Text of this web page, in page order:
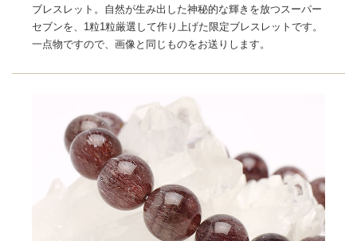
ブレスレット。自然が生み出した神秘的な輝きを放つスーパー
セブンを、1粒1粒厳選して作り上げた限定ブレスレットです。
一点物ですので、画像と同じものをお送りします。